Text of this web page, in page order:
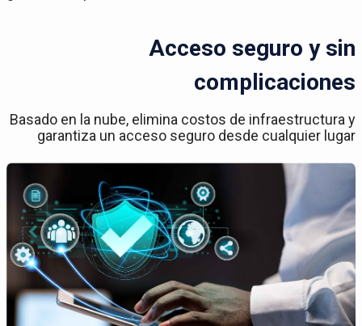
Acceso seguro y sin
complicaciones
Basado en la nube, elimina costos de infraestructura y
garantiza un acceso seguro desde cualquier lugar